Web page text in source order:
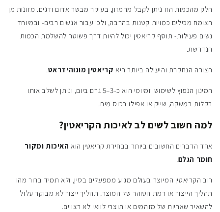
חלק מהכמות הזו ניתן לקבל מהמזון, בעיקר מבשר אדום ודגים. מזונות מן
הצומח מכילים כמויות קטנות בהרבה, ולכן עבור אנשים רבים- ובמיוחד
נשים פעילות- תוסף קריאטין יכול להיות דרך פשוטה להשלמת הכמות
הנדרשת.
הצורה הנחקרת והיעילה ביותר היא קריאטין מונוהידראט.
המינון הנפוץ לשימוש יומיומי הוא כ-3–5 גרם ביום, וניתן לשלב אותו
בקלות במשקה, שייק או אפילו בכוס מים.
למה חשוב לשים לב לאיכות הקריאטין?
אחד הדברים החשובים ביותר בבחירת קריאטין הוא האיכות ומקור
חומר הגלם.
רוב הקריאטין המיוצר בעולם מגיע ממפעלים בסין, ולא תמיד ברור מהו
תהליך הייצור או רמת הטוהר של המוצר. תהליך ייצור לא מבוקר עלול
להשאיר שאריות של מזהמים או תוצרי לוואי לא רצויים.